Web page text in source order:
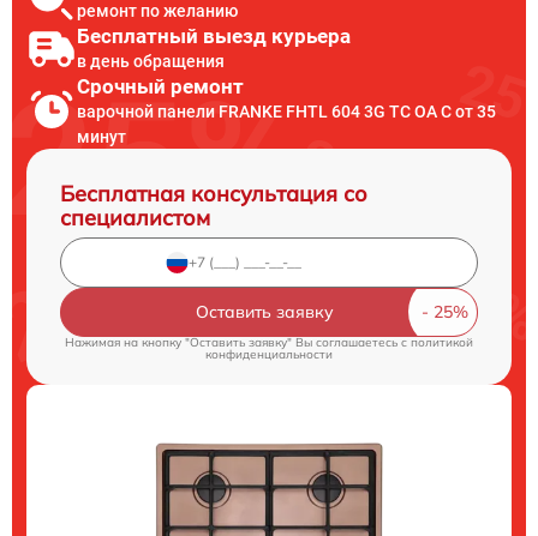
ремонт по желанию
Бесплатный выезд курьера
в день обращения
Срочный ремонт
варочной панели FRANKE FHTL 604 3G TC OA C от 35
минут
Бесплатная консультация со
специалистом
Оставить заявку
Нажимая на кнопку "Оставить заявку" Вы соглашаетесь cполитикой
конфиденциальности